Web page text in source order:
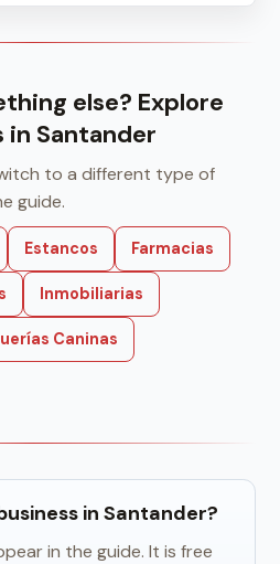
else? Explore
Santander
to a different type of
guide.
Estancos Farmacias
Inmobiliarias
Caninas
in Santander?
in the guide. It is free